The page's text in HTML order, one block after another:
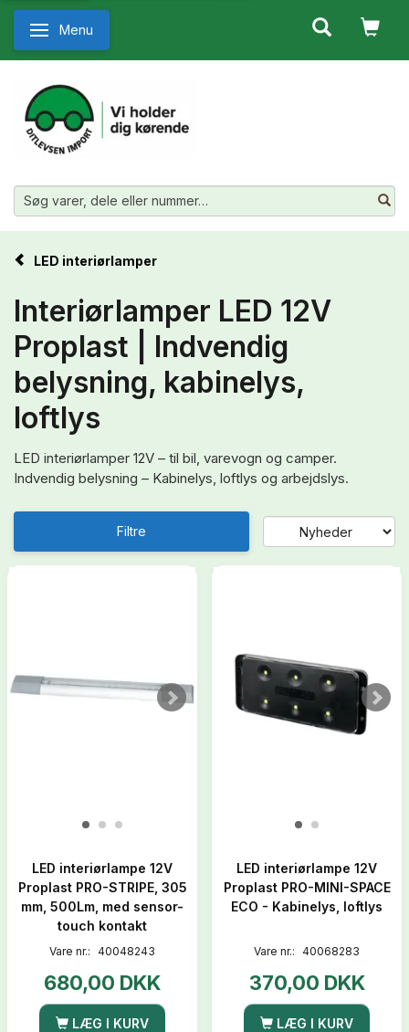
Skifte navigation
Menu
LED interiørlamper
Interiørlamper LED 12V
Proplast | Indvendig
belysning, kabinelys,
loftlys
LED interiørlamper 12V – til bil, varevogn og camper.
Indvendig belysning – Kabinelys, loftlys og arbejdslys.
Filtre
LED interiørlampe 12V
Proplast PRO-STRIPE, 305
mm, 500Lm, med sensor-
touch kontakt
Vare nr.: 40048243
680,00 DKK
LÆG I KURV
LED interiørlampe 12V
Proplast PRO-MINI-SPACE
ECO - Kabinelys, loftlys
Vare nr.: 40068283
370,00 DKK
LÆG I KURV